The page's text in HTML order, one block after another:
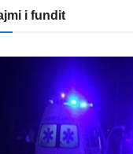
i fundit